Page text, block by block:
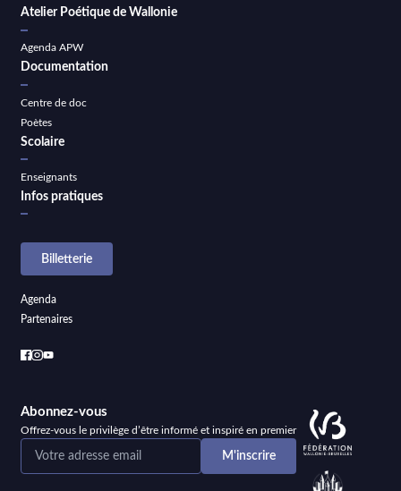
Atelier Poétique de Wallonie
Agenda APW
Documentation
Centre de doc
Poètes
Scolaire
Enseignants
Infos pratiques
Billetterie
Agenda
Partenaires
Abonnez-vous
Offrez-vous le privilège d’être informé et inspiré en premier